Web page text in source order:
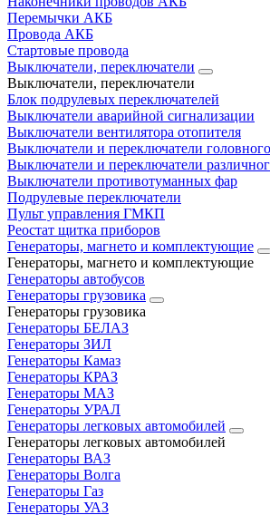
Перемычки АКБ
Провода АКБ
Стартовые провода
Выключатели, переключатели
Выключатели, переключатели
Блок подрулевых переключателей
Выключатели аварийной сигнализации
Выключатели вентилятора отопителя
Выключатели и переключатели головного
Выключатели и переключатели
Выключатели противотуманных фар
Подрулевые переключатели
Пульт управления ГМКП
Реостат щитка приборов
Генераторы, магнето и комплектующие
Генераторы, магнето и комплектующие
Генераторы автобусов
Генераторы грузовика
Генераторы грузовика
Генераторы БЕЛАЗ
Генераторы ЗИЛ
Генераторы Камаз
Генераторы КРАЗ
Генераторы МАЗ
Генераторы УРАЛ
Генераторы легковых автомобилей
Генераторы легковых автомобилей
Генераторы ВАЗ
Генераторы Волга
Генераторы Газ
Генераторы УАЗ